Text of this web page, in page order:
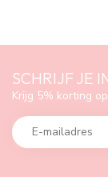
SCHRIJF JE
Krijg 5% korting